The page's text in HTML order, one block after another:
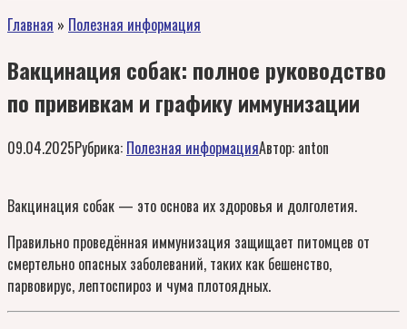
Главная » Полезная информация
Вакцинация собак: полное руководство
по прививкам и графику иммунизации
09.04.2025Рубрика: Полезная информацияАвтор: anton
Вакцинация собак — это основа их здоровья и долголетия.
Правильно проведённая иммунизация защищает питомцев от
смертельно опасных заболеваний, таких как бешенство,
парвовирус, лептоспироз и чума плотоядных.